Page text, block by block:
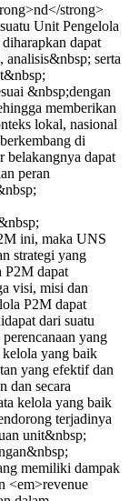
strong>
Unit Pengelola
dapat
serta
&nbsp;dengan
memberikan
lokal, nasional
di
belakangnya dapat
peran
ini, maka UNS
strategi yang
P2M dapat
visi, misi dan
P2M dapat
dari suatu
yang
kelola yang baik
yang efektif dan
dan secara
kelola yang baik
terjadinya
unit&nbsp;
memiliki dampak
<em>revenue